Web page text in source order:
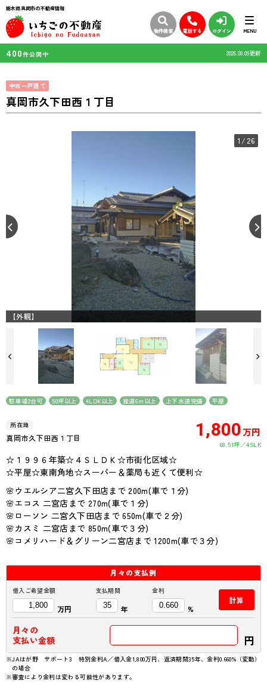
栃木県真岡市の不動産情報
物件検索 電話する ログイン MENU
400件公開中 2026.08.09更新
中古一戸建て
真岡市久下田西１丁目
1 /26
【外観】
駐車場2台可 50坪以上 4LDK以上 接道6ｍ以上 上下水道完備 平屋
所在地
真岡市久下田西１丁目 1,800万円
68.51坪 4SLK
☆１９９６年築☆４ＳＬＤＫ☆市街化区域☆
☆平屋☆東南角地☆スーパー＆薬局も近くて便利☆
🌸ウエルシア二宮久下田店まで 200m(車で１分)
🌸エコス 二宮店まで 270m(車で１分)
🌸ローソン 二宮久下田店まで 650m(車で２分)
🌸カスミ 二宮店まで 850m(車で３分)
🌸コメリハード＆グリーン二宮店まで 1200m(車で３分)
月々の支払例
借入ご希望金額
万円
支払期間
年
金利
%
計算
月々の
支払い金額
円
※JAはが野 サポート3 特別金利A／借入金1,800万円、返済期間35年、金利0.660%（変動）
の場合
※審査により金利は変わる可能性があります。